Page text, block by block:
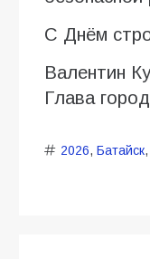
С Днём
Валентин
Глава
2026, Батайск,